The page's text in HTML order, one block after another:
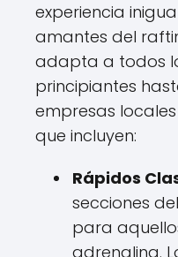
experiencia
amantes del
adapta a todos
principiantes
empresas
que incluyen:
Rápidos
secciones
para
adrenalina.